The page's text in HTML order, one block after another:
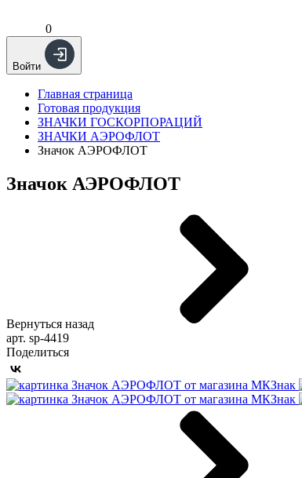
0
Войти
Главная страница
Готовая продукция
ЗНАЧКИ ГОСКОРПОРАЦИЙ
ЗНАЧКИ АЭРОФЛОТ
Значок АЭРОФЛОТ
Значок АЭРОФЛОТ
Вернуться назад
арт. sp-4419
Поделиться